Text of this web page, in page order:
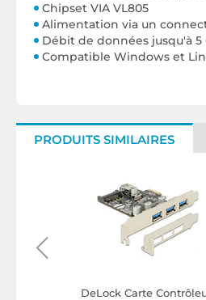
Chipset VIA VL805
Alimentation via un
Débit de données jusqu'à 5
Compatible Windows et
PRODUITS SIMILAIRES
DeLock Carte